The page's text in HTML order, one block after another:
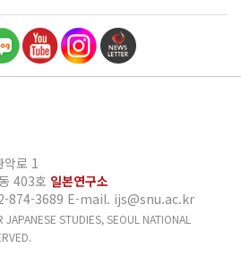
로 1
403호 일본연구소
874-3689 E-mail. ijs@snu.ac.kr
STUDIES, SEOUL NATIONAL